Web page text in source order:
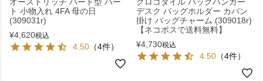
ト 小物入れ 4FA 母の日
(309031r)
¥4,620税込
4.50 （4件）
デスク バッグホルダー カバン
掛け バッグチャーム (309018r)
【ネコポスで送料無料】
¥4,730税込
4.50 （4件）